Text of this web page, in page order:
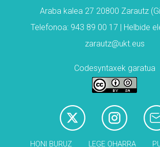
Araba kalea 27 20800 Zarautz
Telefonoa: 943 89 00 17 | Helbide
zarautz@ukt.eus
Codesyntaxek garatua
HONI BURUZ LEGE OHARRA